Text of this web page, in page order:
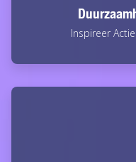
Inspireer